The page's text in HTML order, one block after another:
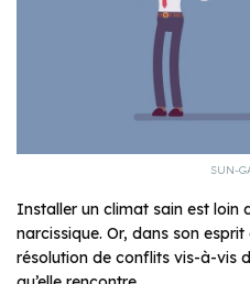
SUN-
Installer un climat sain est loin
narcissique. Or, dans son
résolution de conflits vis-à-vis